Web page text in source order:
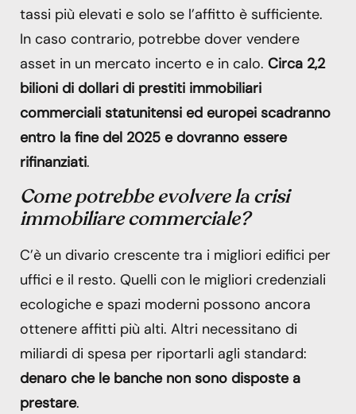
tassi più elevati e solo se l’affitto è sufficiente.
In caso contrario, potrebbe dover vendere
asset in un mercato incerto e in calo. Circa 2,2
bilioni di dollari di prestiti immobiliari
commerciali statunitensi ed europei scadranno
entro la fine del 2025 e dovranno essere
rifinanziati.
Come potrebbe evolvere la crisi
immobiliare commerciale?
C’è un divario crescente tra i migliori edifici per
uffici e il resto. Quelli con le migliori credenziali
ecologiche e spazi moderni possono ancora
ottenere affitti più alti. Altri necessitano di
miliardi di spesa per riportarli agli standard:
denaro che le banche non sono disposte a
prestare.